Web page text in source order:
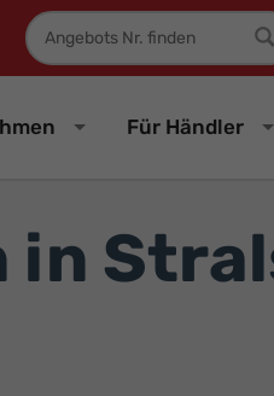
Fahrzeugnummer
Für Händler
in